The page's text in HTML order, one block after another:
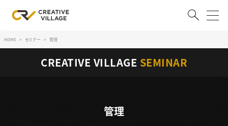
ログイン 会員登録
RECRUIT
HOME セミナー 管理
CREATIVE VILLAGE SEMINAR
管理